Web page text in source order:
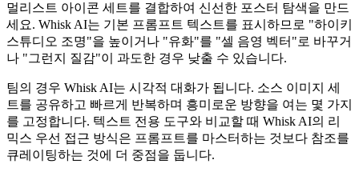
멀리스트 아이콘 세트를 결합하여 신선한 포스터 탐색을 만드
세요. Whisk AI는 기본 프롬프트 텍스트를 표시하므로 "하이키
스튜디오 조명"을 높이거나 "유화"를 "셀 음영 벡터"로 바꾸거
나 "그런지 질감"이 과도한 경우 낮출 수 있습니다.
팀의 경우 Whisk AI는 시각적 대화가 됩니다. 소스 이미지 세
트를 공유하고 빠르게 반복하며 흥미로운 방향을 여는 몇 가지
를 고정합니다. 텍스트 전용 도구와 비교할 때 Whisk AI의 리
믹스 우선 접근 방식은 프롬프트를 마스터하는 것보다 참조를
큐레이팅하는 것에 더 중점을 둡니다.